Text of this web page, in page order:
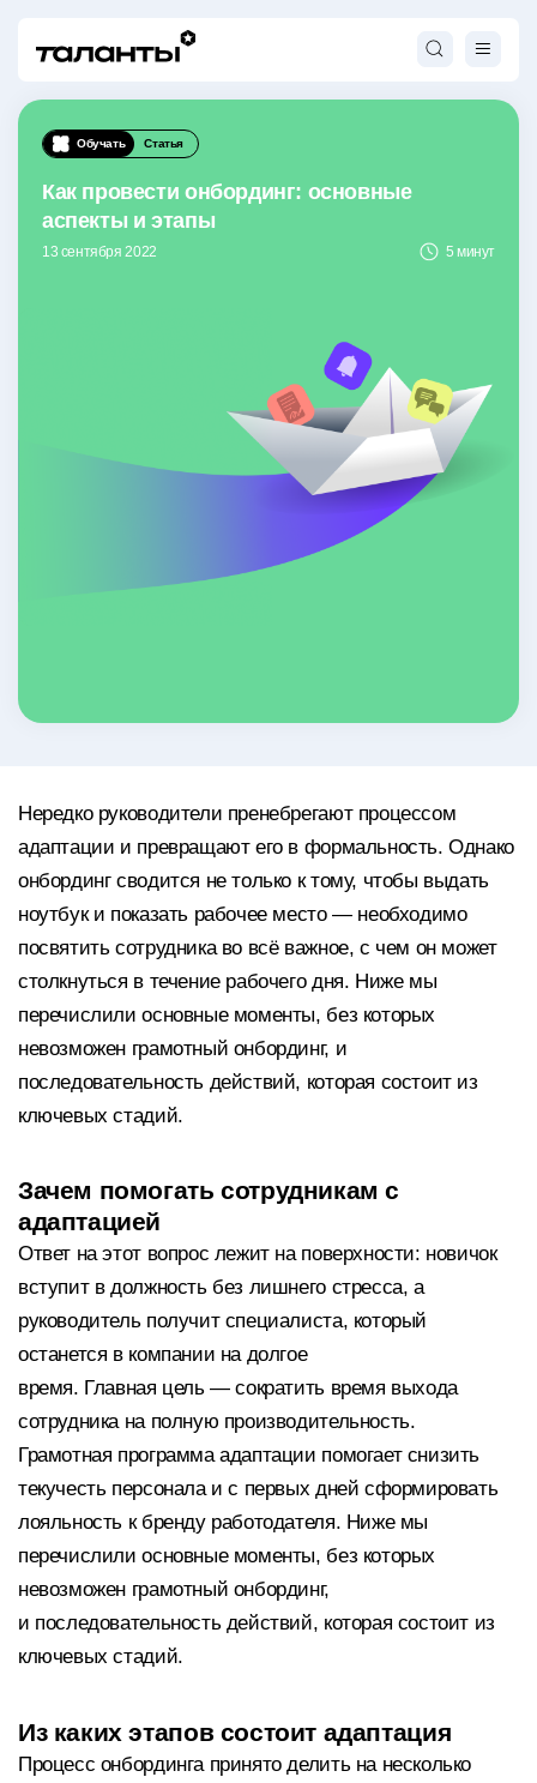
Обучать Статья
Как провести онбординг: основные
аспекты и этапы
13 сентября 2022 5 минут
Нередко руководители пренебрегают процессом
адаптации и превращают его в формальность. Однако
онбординг сводится не только к тому, чтобы выдать
ноутбук и показать рабочее место — необходимо
посвятить сотрудника во всё важное, с чем он может
столкнуться в течение рабочего дня. Ниже мы
перечислили основные моменты, без которых
невозможен грамотный онбординг, и
последовательность действий, которая состоит из
ключевых стадий.
Зачем помогать сотрудникам с
адаптацией
Ответ на этот вопрос лежит на поверхности: новичок
вступит в должность без лишнего стресса, а
руководитель получит специалиста, который
останется в компании на долгое
время. Главная цель — сократить время выхода
сотрудника на полную производительность.
Грамотная программа адаптации помогает снизить
текучесть персонала и с первых дней сформировать
лояльность к бренду работодателя. Ниже мы
перечислили основные моменты, без которых
невозможен грамотный онбординг,
и последовательность действий, которая состоит из
ключевых стадий.
Из каких этапов состоит адаптация
Процесс онбординга принято делить на несколько